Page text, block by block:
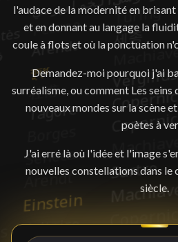
l'audace de la modernité en
et en donnant au langage la
coule à flots et où la ponctuation
Demandez-moi pourquoi j'ai
surréalisme, ou comment Les
nouveaux mondes sur la scène
poètes à
J'ai erré là où l'idée et l'image
nouvelles constellations dans le
siècle.